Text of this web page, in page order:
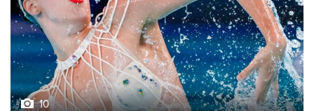
10